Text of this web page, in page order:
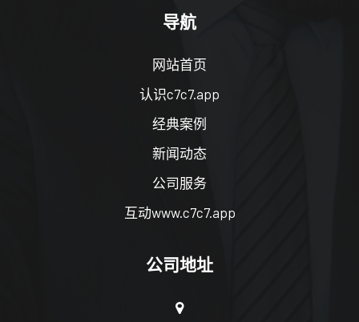
导航
网站首页
认识c7c7.app
经典案例
新闻动态
公司服务
互动www.c7c7.app
公司地址